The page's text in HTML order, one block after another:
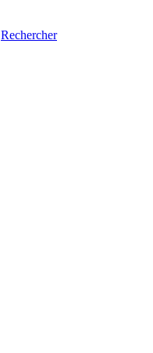
Rechercher